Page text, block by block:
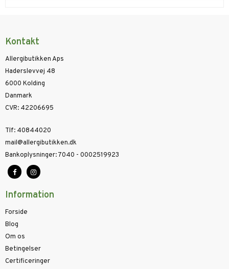
Kontakt
Allergibutikken Aps
Haderslevvej 48
6000 Kolding
Danmark
CVR: 42206695
Tlf: 40844020
mail@allergibutikken.dk
Bankoplysninger:7040 - 0002519923
Information
Forside
Blog
Om os
Betingelser
Certificeringer